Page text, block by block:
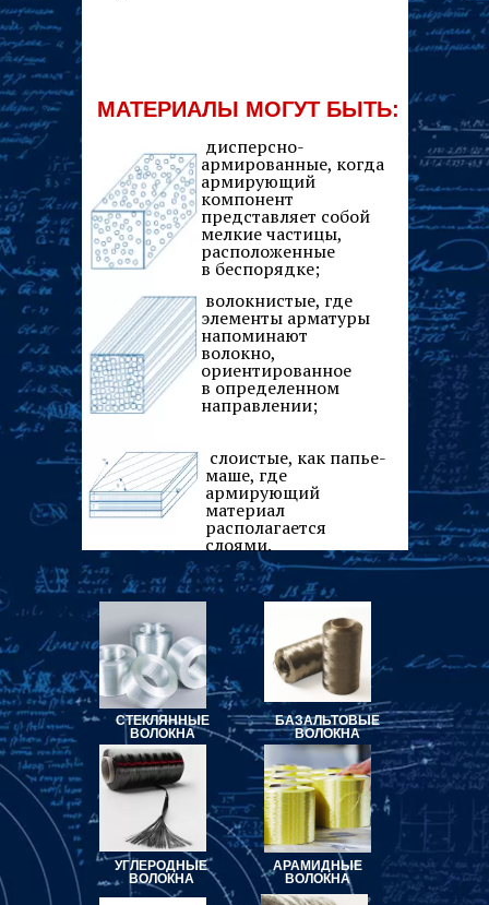
дисперсно-
армированные, когда
армирующий
компонент
представляет собой
мелкие частицы,
расположенные
в беспорядке;
волокнистые, где
элементы арматуры
напоминают
волокно,
ориентированное
в определенном
направлении;
МАТЕРИАЛЫ МОГУТ БЫТЬ:
слоистые, как папье-
маше, где
армирующий
материал
располагается
слоями.
СТЕКЛЯННЫЕ
ВОЛОКНА
БАЗАЛЬТОВЫЕ
ВОЛОКНА
УГЛЕРОДНЫЕ
ВОЛОКНА
АРАМИДНЫЕ
ВОЛОКНА